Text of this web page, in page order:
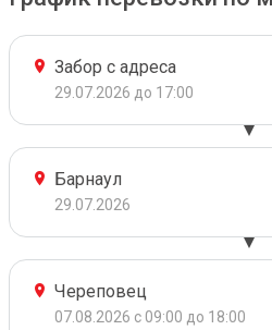
Забор с адреса
29.07.2026 до 17:00
Барнаул
29.07.2026
Череповец
07.08.2026 с 09:00 до 18:00